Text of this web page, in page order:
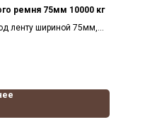
ремня 75мм 10000 кг
ленту шириной 75мм,